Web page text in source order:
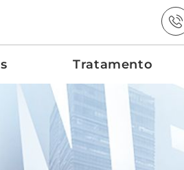
Tratamento